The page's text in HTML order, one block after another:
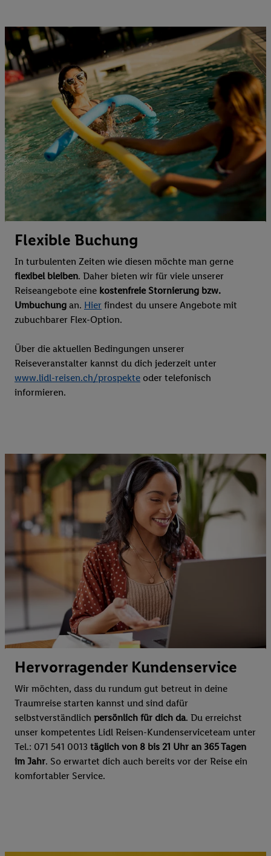
Flexible Buchung
In turbulenten Zeiten wie diesen möchte man gerne
flexibel bleiben. Daher bieten wir für viele unserer
Reiseangebote eine kostenfreie Stornierung bzw.
Umbuchung an. Hier findest du unsere Angebote mit
zubuchbarer Flex-Option.
Über die aktuellen Bedingungen unserer
Reiseveranstalter kannst du dich jederzeit unter
www.lidl-reisen.ch/prospekte oder telefonisch
informieren.
Hervorragender Kundenservice
Wir möchten, dass du rundum gut betreut in deine
Traumreise starten kannst und sind dafür
selbstverständlich persönlich für dich da. Du erreichst
unser kompetentes Lidl Reisen-Kundenserviceteam unter
Tel.: 071 541 0013 täglich von 8 bis 21 Uhr an 365 Tagen
im Jahr. So erwartet dich auch bereits vor der Reise ein
komfortabler Service.